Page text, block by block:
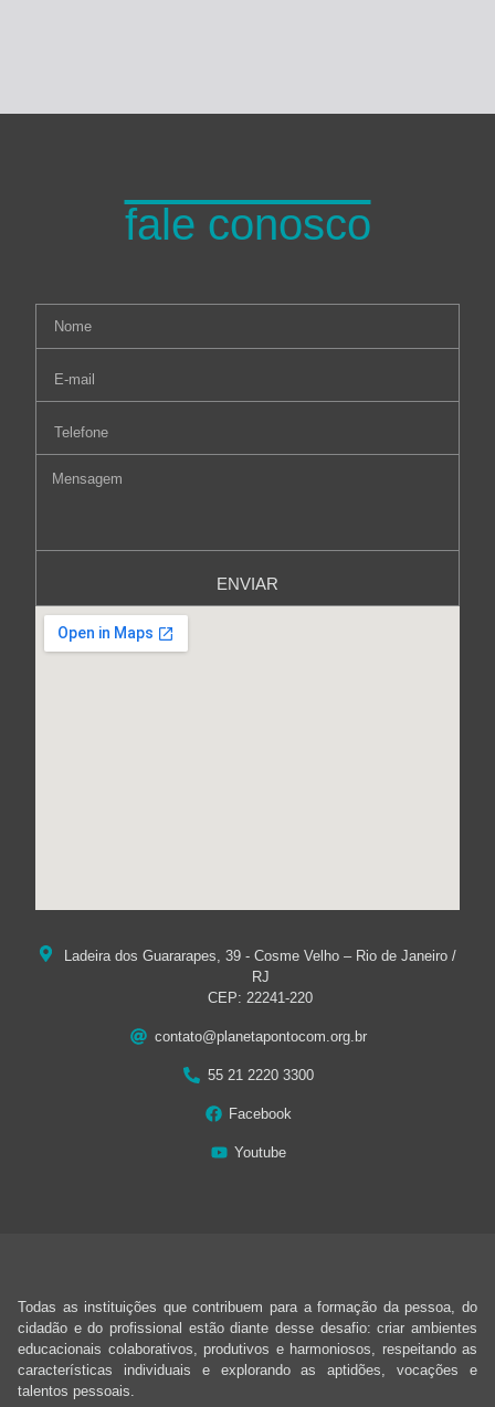
fale conosco
ENVIAR
Ladeira dos Guararapes, 39 - Cosme Velho – Rio de Janeiro /
RJ
CEP: 22241-220
contato@planetapontocom.org.br
55 21 2220 3300
Facebook
Youtube
Todas as instituições que contribuem para a formação da pessoa, do
cidadão e do profissional estão diante desse desafio: criar ambientes
educacionais colaborativos, produtivos e harmoniosos, respeitando as
características individuais e explorando as aptidões, vocações e
talentos pessoais.